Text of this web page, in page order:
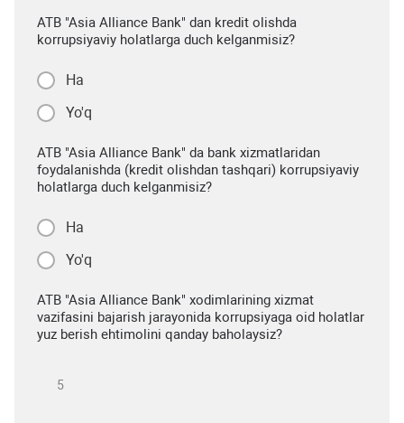
ATB "Asia Alliance Bank" dan kredit olishda
korrupsiyaviy holatlarga duch kelganmisiz?
Ha
Yo'q
ATB "Asia Alliance Bank" da bank xizmatlaridan
foydalanishda (kredit olishdan tashqari) korrupsiyaviy
holatlarga duch kelganmisiz?
Ha
Yo'q
ATB "Asia Alliance Bank" xodimlarining xizmat
vazifasini bajarish jarayonida korrupsiyaga oid holatlar
yuz berish ehtimolini qanday baholaysiz?